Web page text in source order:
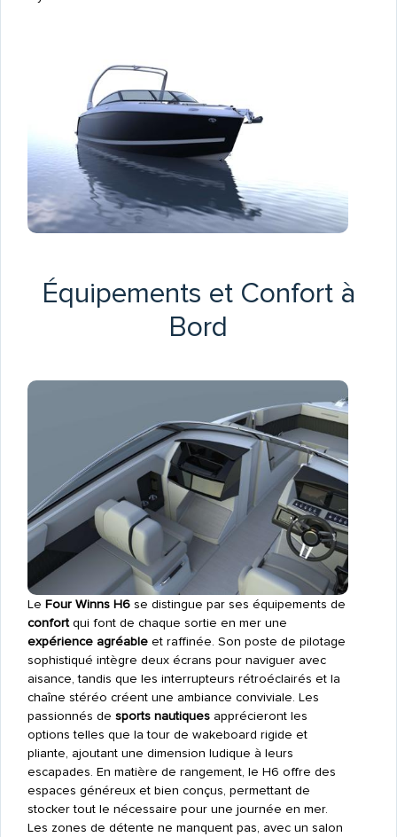
Équipements et Confort à
Bord
Le Four Winns H6se distingue par ses équipements de
confortqui font de chaque sortie en mer une
expérience agréableet raffinée. Son poste de pilotage
sophistiqué intègre deux écrans pour naviguer avec
aisance, tandis que les interrupteurs rétroéclairés et la
chaîne stéréo créent une ambiance conviviale. Les
passionnés de sports nautiquesapprécieront les
options telles que la tour de wakeboard rigide et
pliante, ajoutant une dimension ludique à leurs
escapades. En matière de rangement, le H6 offre des
espaces généreux et bien conçus, permettant de
stocker tout le nécessaire pour une journée en mer.
Les zones de détente ne manquent pas, avec un salon